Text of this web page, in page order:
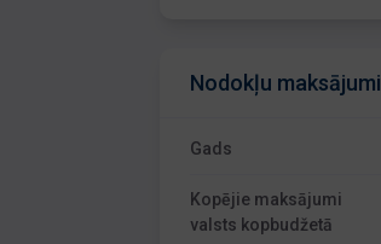
Nodokļu maksājumi
Gads
Kopējie maksājumi
valsts kopbudžetā